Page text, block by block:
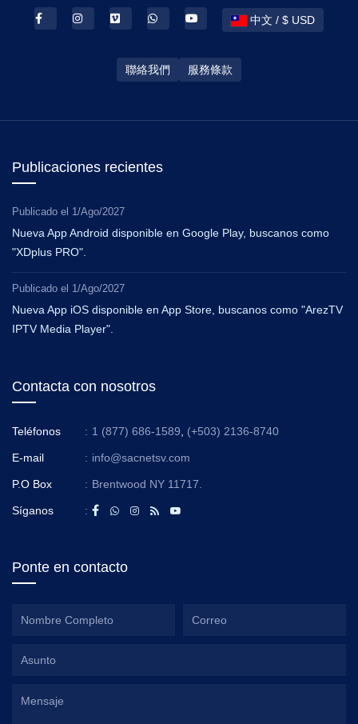
中文 / $ USD
聯絡我們 服務條款
Publicaciones recientes
Publicado el 1/Ago/2027
Nueva App Android disponible en Google Play, buscanos como
"XDplus PRO".
Publicado el 1/Ago/2027
Nueva App iOS disponible en App Store, buscanos como "ArezTV
IPTV Media Player".
Contacta con nosotros
Teléfonos : 1 (877) 686-1589 (+503) 2136-8740
E-mail : info@sacnetsv.com
P.O Box : Brentwood NY 11717.
Síganos :
Ponte en contacto